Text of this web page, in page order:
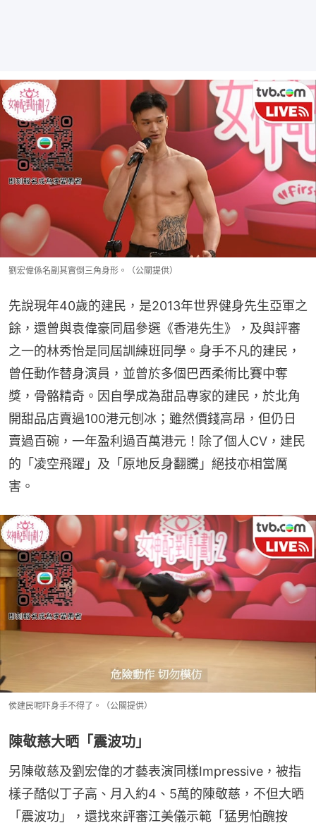
劉宏偉係名副其實倒三角身形。（公關提供）
先說現年40歲的建民，是2013年世界健身先生亞軍之
餘，還曾與袁偉豪同屆參選《香港先生》，及與評審
之一的林秀怡是同屆訓練班同學。身手不凡的建民，
曾任動作替身演員，並曾於多個巴西柔術比賽中奪
獎，骨骼精奇。因自學成為甜品專家的建民，於北角
開甜品店賣過100港元刨冰；雖然價錢高昂，但仍日
賣過百碗，一年盈利過百萬港元！除了個人CV，建民
的「凌空飛躍」及「原地反身翻騰」絕技亦相當厲
害。
侯建民呢吓身手不得了。（公關提供）
陳敬慈大晒「震波功」
另陳敬慈及劉宏偉的才藝表演同樣Impressive，被指
樣子酷似丁子高、月入約4、5萬的陳敬慈，不但大晒
「震波功」，還找來評審江美儀示範「猛男怕醜按